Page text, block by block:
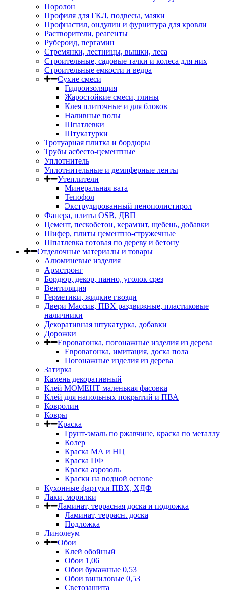
Поролон
Профиля для ГКЛ, подвесы, маяки
Профнастил, ондулин и фурнитура для кровли
Растворители, реагенты
Рубероид, пергамин
Стремянки, лестницы, вышки, леса
Строительные, садовые тачки и колеса для них
Строительные емкости и ведра
Сухие смеси
Гидроизоляция
Жаростойкие смеси, глины
Клея плиточные и для блоков
Наливные полы
Шпатлевки
Штукатурки
Тротуарная плитка и бордюры
Трубы асбесто-цементные
Уплотнитель
Уплотнительные и демпферные ленты
Утеплители
Минеральная вата
Тепофол
Экструдированный пенополистирол
Фанера, плиты OSB, ДВП
Цемент, пескобетон, керамзит, щебень, добавки
Шифер, плиты цементно-стружечные
Шпатлевка готовая по дереву и бетону
Отделочные материалы и товары
Алюминевые изделия
Армстронг
Бордюр, декор, панно, уголок срез
Вентиляция
Герметики, жидкие гвозди
Двери Массив, ПВХ раздвижные, пластиковые
наличники
Декоративная штукатурка, добавки
Дорожки
Евровагонка, погонажные изделия из дерева
Евровагонка, имитация, доска пола
Погонажные изделия из дерева
Затирка
Камень декоративный
Клей МОМЕНТ маленькая фасовка
Клей для напольных покрытий и ПВА
Ковролин
Ковры
Краска
Грунт-эмаль по ржавчине, краска по металлу
Колер
Краска МА и НЦ
Краска ПФ
Краска аэрозоль
Краски на водной основе
Кухонные фартуки ПВХ, ХДФ
Лаки, морилки
Ламинат, террасная доска и подложка
Ламинат, террасн. доска
Подложка
Линолеум
Обои
Клей обойный
Обои 1,06
Обои бумажные 0,53
Обои виниловые 0,53
Светозащита